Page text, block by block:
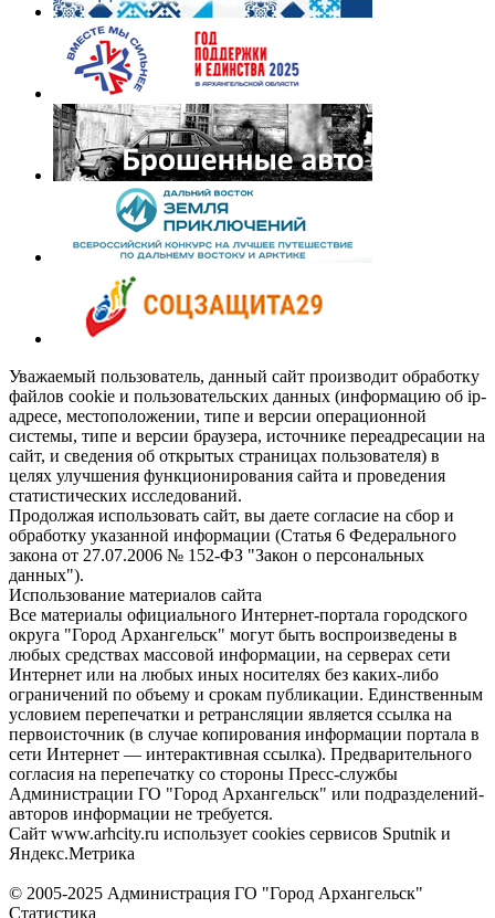
Уважаемый пользователь, данный сайт производит обработку
файлов cookie и пользовательских данных (информацию об ip-
адресе, местоположении, типе и версии операционной
системы, типе и версии браузера, источнике переадресации на
сайт, и сведения об открытых страницах пользователя) в
целях улучшения функционирования сайта и проведения
статистических исследований.
Продолжая использовать сайт, вы даете согласие на сбор и
обработку указанной информации (Статья 6 Федерального
закона от 27.07.2006 № 152-ФЗ "Закон о персональных
данных").
Использование материалов сайта
Все материалы официального Интернет-портала городского
округа "Город Архангельск" могут быть воспроизведены в
любых средствах массовой информации, на серверах сети
Интернет или на любых иных носителях без каких-либо
ограничений по объему и срокам публикации. Единственным
условием перепечатки и ретрансляции является ссылка на
первоисточник (в случае копирования информации портала в
сети Интернет — интерактивная ссылка). Предварительного
согласия на перепечатку со стороны Пресс-службы
Администрации ГО "Город Архангельск" или подразделений-
авторов информации не требуется.
Сайт www.arhcity.ru использует cookies сервисов Sputnik и
Яндекс.Метрика
© 2005-2025 Администрация ГО "Город Архангельск"
Статистика